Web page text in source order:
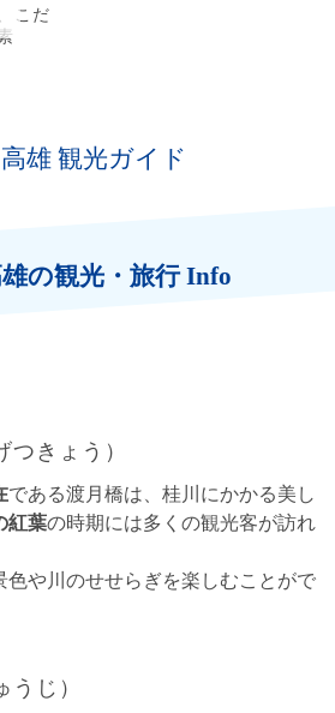
こだ
雄 観光ガイド
の観光・旅行 Info
きょう）
である渡月橋は、桂川にかかる美し
紅葉の時期には多くの観光客が訪れ
や川のせせらぎを楽しむことがで
じ）